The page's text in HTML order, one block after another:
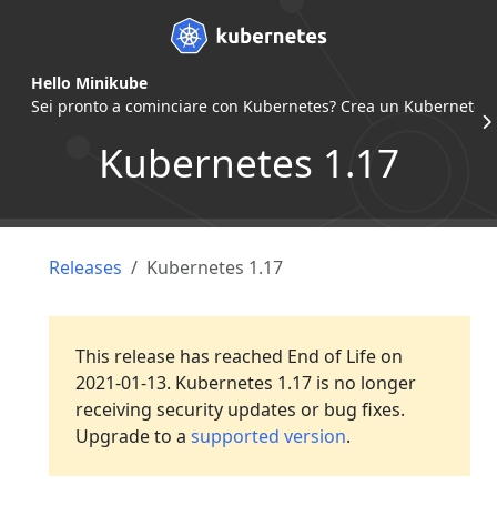
Hello Minikube
Sei pronto a cominciare con Kubernetes? Crea un
Kubernetes 1.17
Releases Kubernetes 1.17
This release has reached End of Life on
2021-01-13. Kubernetes 1.17 is no longer
receiving security updates or bug fixes.
Upgrade to a supported version.